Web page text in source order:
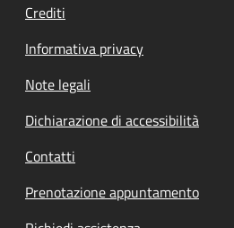
Crediti
Informativa privacy
Note legali
Dichiarazione di accessibilità
Contatti
Prenotazione appuntamento